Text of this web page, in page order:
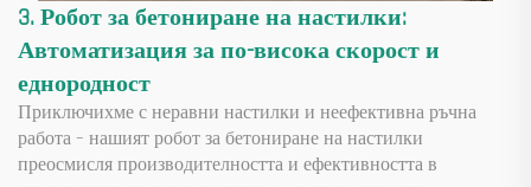
3. Робот за бетониране на настилки:
Автоматизация за по-висока скорост и
еднородност
Приключихме с неравни настилки и неефективна ръчна
работа – нашият робот за бетониране на настилки
преосмисля производителността и ефективността в